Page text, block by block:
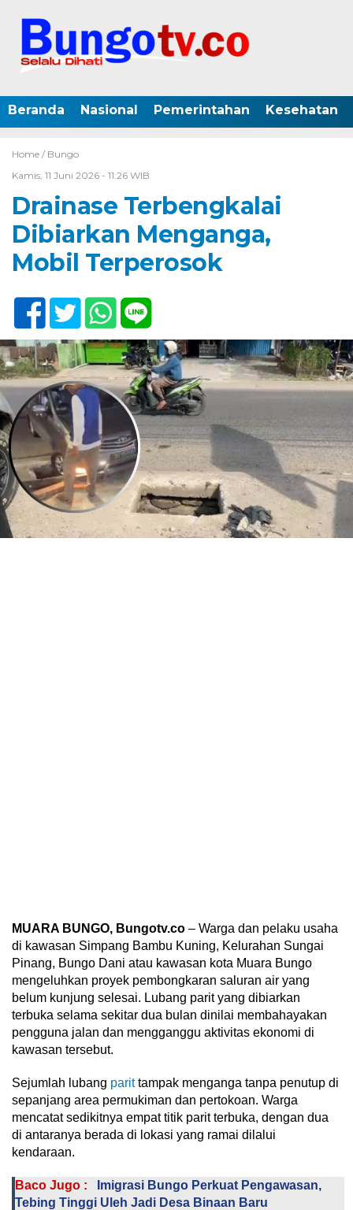
Beranda Nasional Pemerintahan Kesehatan
Home / Bungo
Kamis, 11 Juni 2026 - 11:26 WIB
Drainase Terbengkalai
Dibiarkan Menganga,
Mobil Terperosok
MUARA BUNGO, Bungotv.co – Warga dan pelaku usaha
di kawasan Simpang Bambu Kuning, Kelurahan Sungai
Pinang, Bungo Dani atau kawasan kota Muara Bungo
mengeluhkan proyek pembongkaran saluran air yang
belum kunjung selesai. Lubang parit yang dibiarkan
terbuka selama sekitar dua bulan dinilai membahayakan
pengguna jalan dan mengganggu aktivitas ekonomi di
kawasan tersebut.
Sejumlah lubang parittampak menganga tanpa penutup di
sepanjang area permukiman dan pertokoan. Warga
mencatat sedikitnya empat titik parit terbuka, dengan dua
di antaranya berada di lokasi yang ramai dilalui
kendaraan.
Baco Jugo :
Imigrasi Bungo Perkuat Pengawasan,
Tebing Tinggi Uleh Jadi Desa Binaan Baru